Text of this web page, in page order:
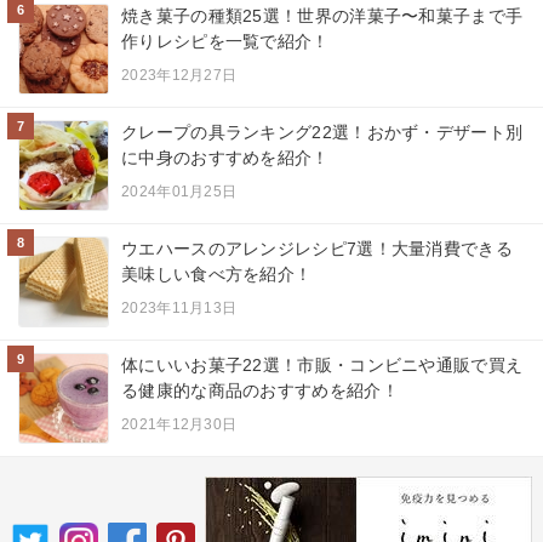
6
焼き菓子の種類25選！世界の洋菓子〜和菓子まで手
作りレシピを一覧で紹介！
2023年12月27日
7
クレープの具ランキング22選！おかず・デザート別
に中身のおすすめを紹介！
2024年01月25日
8
ウエハースのアレンジレシピ7選！大量消費できる
美味しい食べ方を紹介！
2023年11月13日
9
体にいいお菓子22選！市販・コンビニや通販で買え
る健康的な商品のおすすめを紹介！
2021年12月30日